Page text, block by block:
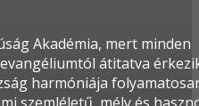
Akadémia, mert minden
átitatva
harmóniája